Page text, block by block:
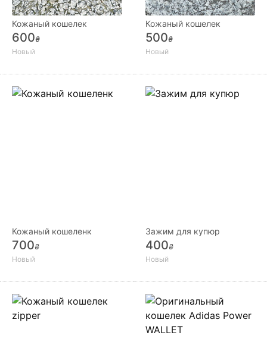
Кожаный кошелек
600₴
Новый
Кожаный кошелек
500₴
Новый
Кожаный кошеленк
700₴
Новый
Зажим для купюр
400₴
Новый